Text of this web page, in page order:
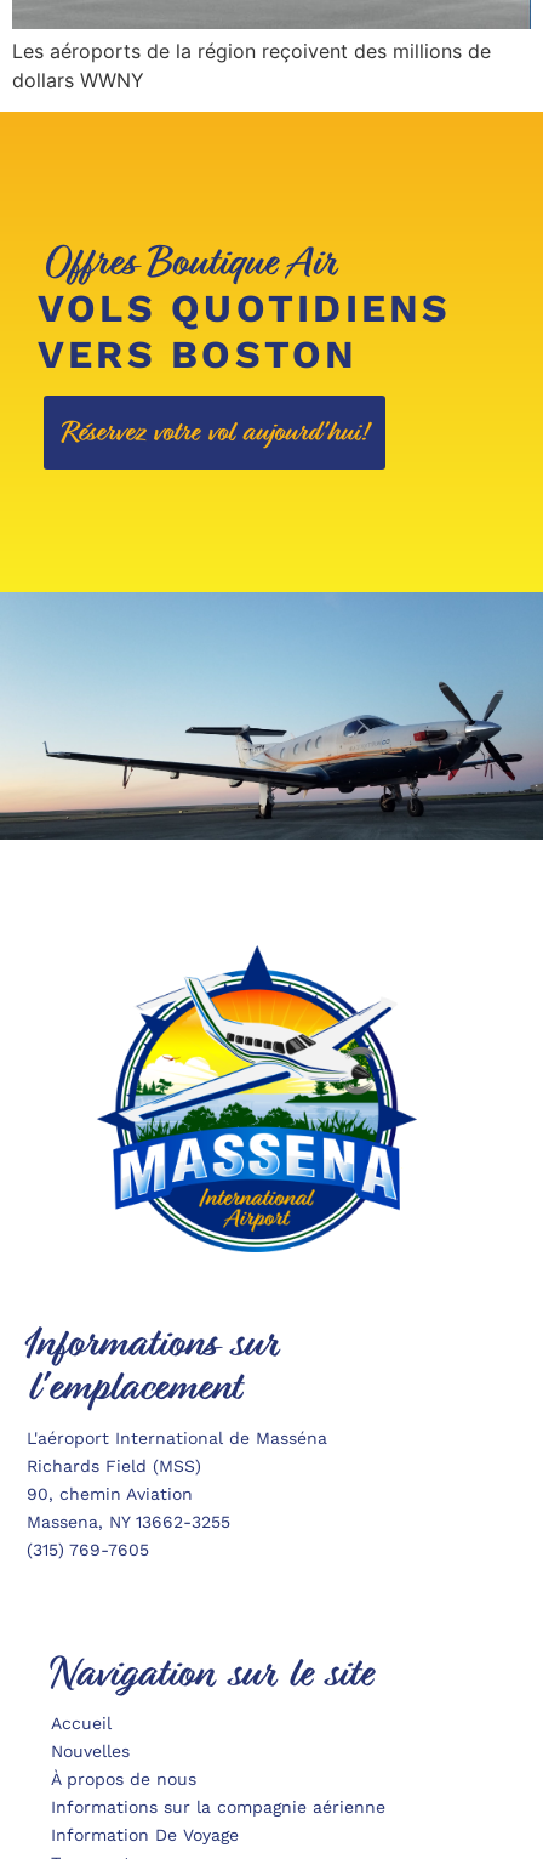
Les aéroports de la région reçoivent des millions de
dollars WWNY
Offres Boutique Air
VOLS QUOTIDIENS
VERS BOSTON
Réservez votre vol aujourd'hui!
Informations sur
l'emplacement
L'aéroport International de Masséna
Richards Field (MSS)
90, chemin Aviation
Massena, NY 13662-3255
(315) 769-7605
Navigation sur le site
Accueil
Nouvelles
À propos de nous
Informations sur la compagnie aérienne
Information De Voyage